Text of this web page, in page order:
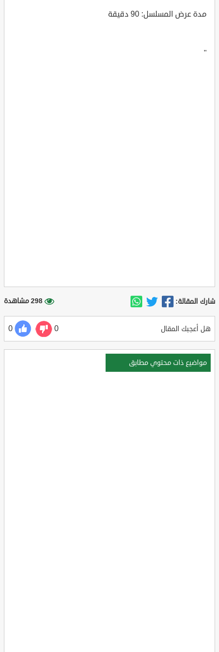
مدة عرض المسلسل: 90 دقيقة
"
شارك المقالة: 298 مشاهدة
هل أعجبك المقال 0
0
مواضيع ذات محتوي مطابق